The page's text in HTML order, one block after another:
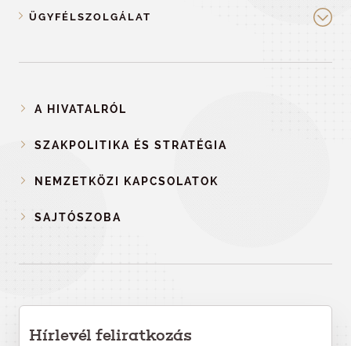
ÜGYFÉLSZOLGÁLAT
A HIVATALRÓL
SZAKPOLITIKA ÉS STRATÉGIA
NEMZETKÖZI KAPCSOLATOK
SAJTÓSZOBA
Hírlevél feliratkozás